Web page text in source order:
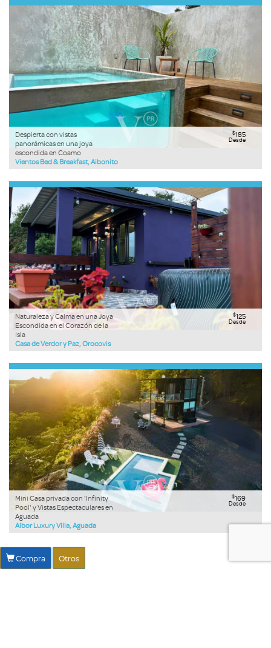
Despierta con vistas
panorámicas en una joya
escondida en Coamo
Vientos Bed & Breakfast, Aibonito
$185
Desde
Naturaleza y Calma en una Joya
Escondida en el Corazón de la
Isla
Casa de Verdor y Paz, Orocovis
$125
Desde
Mini Casa privada con 'Infinity
Pool' y Vistas Espectaculares en
Aguada
Albor Luxury Villa, Aguada
$169
Desde
Compra Otros